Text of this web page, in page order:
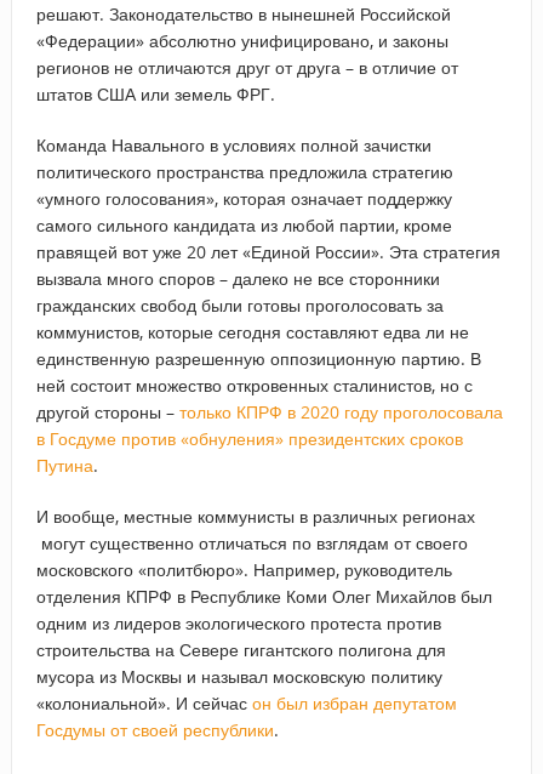
решают. Законодательство в нынешней Российской
«Федерации» абсолютно унифицировано, и законы
регионов не отличаются друг от друга – в отличие от
штатов США или земель ФРГ.
Команда Навального в условиях полной зачистки
политического пространства предложила стратегию
«умного голосования», которая означает поддержку
самого сильного кандидата из любой партии, кроме
правящей вот уже 20 лет «Единой России». Эта стратегия
вызвала много споров – далеко не все сторонники
гражданских свобод были готовы проголосовать за
коммунистов, которые сегодня составляют едва ли не
единственную разрешенную оппозиционную партию. В
ней состоит множество откровенных сталинистов, но с
другой стороны – только КПРФ в 2020 году проголосовала
в Госдуме против «обнуления» президентских сроков
Путина.
И вообще, местные коммунисты в различных регионах
могут существенно отличаться по взглядам от своего
московского «политбюро». Например, руководитель
отделения КПРФ в Республике Коми Олег Михайлов был
одним из лидеров экологического протеста против
строительства на Севере гигантского полигона для
мусора из Москвы и называл московскую политику
«колониальной». И сейчас он был избран депутатом
Госдумы от своей республики.